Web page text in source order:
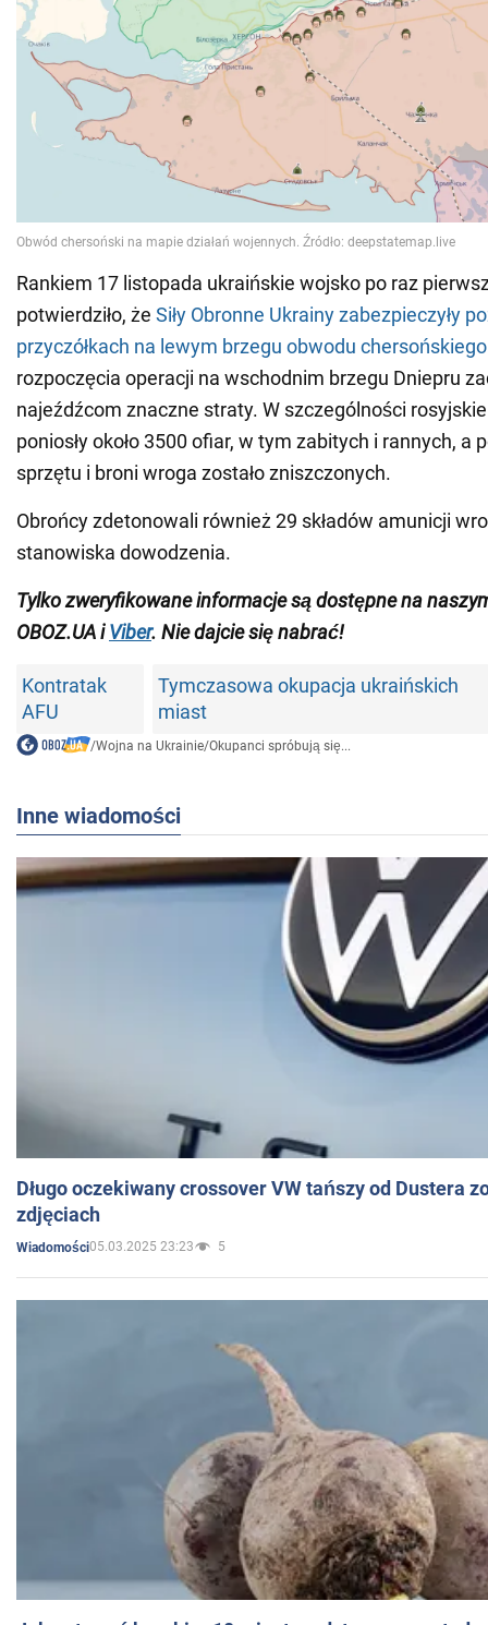
Rankiem 17 listopada ukraińskie wojsko po raz
potwierdziło, że Siły Obronne Ukrainy zabezpieczyły
przyczółkach na lewym brzegu obwodu chersońskiego
rozpoczęcia operacji na wschodnim brzegu Dniepru
najeźdźcom znaczne straty. W szczególności rosyjskie
poniosły około 3500 ofiar, w tym zabitych i rannych, a
sprzętu i broni wroga zostało zniszczonych.
Obrońcy zdetonowali również 29 składów amunicji
stanowiska dowodzenia.
Tylko zweryfikowane informacje są dostępne na
OBOZ.UA iViber. Nie dajcie się nabrać!
Kontratak
AFU
Tymczasowa okupacja ukraińskich
miast
/Wojna na Ukrainie/Okupanci spróbują się...
Inne wiadomości
Długo oczekiwany crossover VW tańszy od Dustera
zdjęciach
Wiadomości05.03.2025 23:23 5